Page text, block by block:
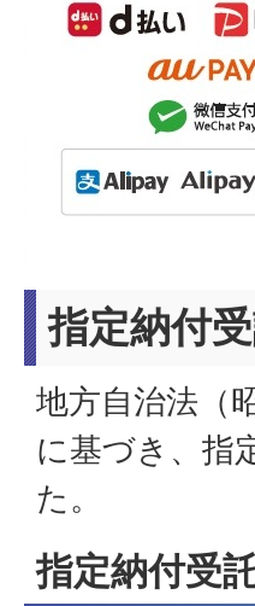
指定納付
地方自治法（
に基づき、指
た。
指定納付受